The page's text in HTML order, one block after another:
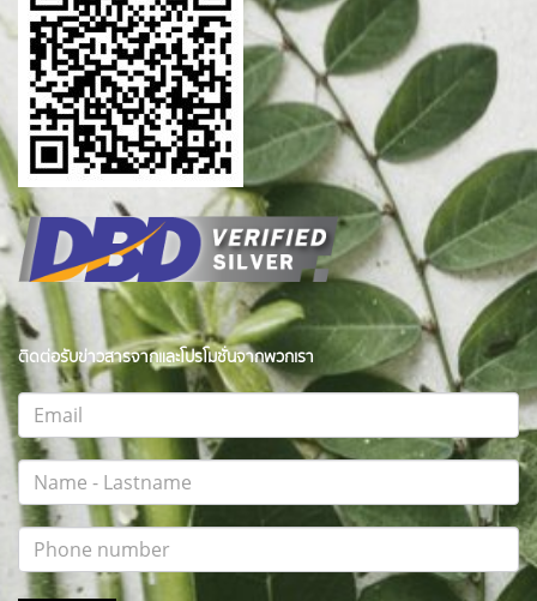
ติดต่อรับข่าวสารจากและโปรโมชั่นจากพวกเรา